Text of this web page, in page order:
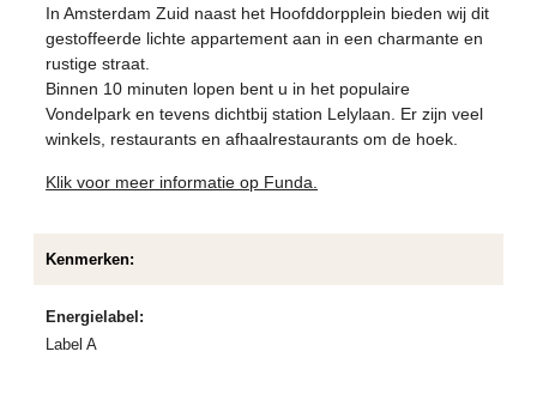
In Amsterdam Zuid naast het Hoofddorpplein bieden wij dit
gestoffeerde lichte appartement aan in een charmante en
rustige straat.
Binnen 10 minuten lopen bent u in het populaire
Vondelpark en tevens dichtbij station Lelylaan. Er zijn veel
winkels, restaurants en afhaalrestaurants om de hoek.
Klik voor meer informatie op Funda.
Kenmerken:
Energielabel:
Label A